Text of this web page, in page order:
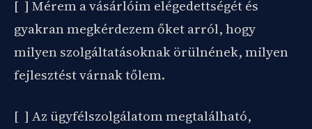
[ ] Mérem a vásárlóim elégedettségét és
gyakran megkérdezem őket arról, hogy
milyen szolgáltatásoknak örülnének, milyen
fejlesztést várnak tőlem.
[ ] Az ügyfélszolgálatom megtalálható,